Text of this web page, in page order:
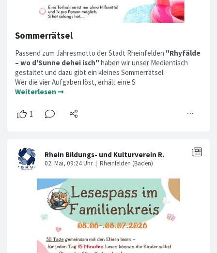
Sommerrätsel
Passend zum Jahresmotto der Stadt Rheinfelden "Rhyfälde
– wo d'Sunne dehei isch" haben wir unser Medientisch
gestaltet und dazu gibt ein kleines Sommerrätsel:
Wer die vier Aufgaben löst, erhält eine S
Weiterlesen ➞